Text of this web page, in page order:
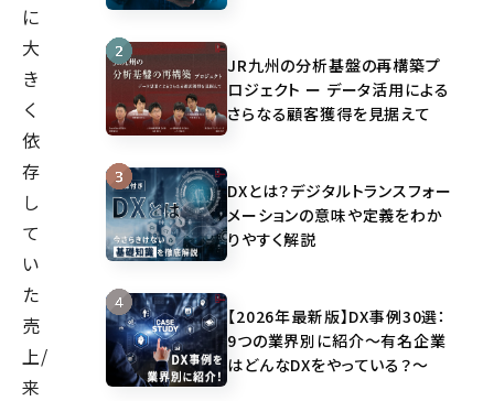
に
大
き
く
依
存
し
て
い
た
売
上/
来
JR九州の分析基盤の再構築プ
ロジェクト ー データ活用による
さらなる顧客獲得を見据えて
DXとは？デジタルトランスフォー
メーションの意味や定義をわか
りやすく解説
【2026年最新版】DX事例30選：
9つの業界別に紹介～有名企業
はどんなDXをやっている？～